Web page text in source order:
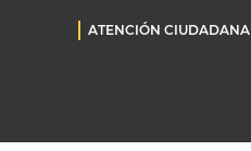
ATENCIÓN CIUDADANA